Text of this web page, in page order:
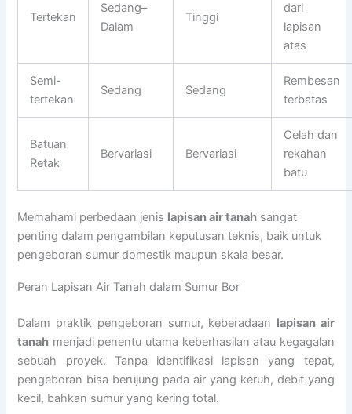
Tertekan
Sedang–
Dalam
Tinggi
dari
lapisan
atas
Semi-
tertekan
Sedang Sedang
Rembesan
terbatas
Batuan
Retak
Bervariasi Bervariasi
Celah dan
rekahan
batu
Memahami perbedaan jenis lapisan air tanah sangat
penting dalam pengambilan keputusan teknis, baik untuk
pengeboran sumur domestik maupun skala besar.
Peran Lapisan Air Tanah dalam Sumur Bor
Dalam praktik pengeboran sumur, keberadaan lapisan air
tanah menjadi penentu utama keberhasilan atau kegagalan
sebuah proyek. Tanpa identifikasi lapisan yang tepat,
pengeboran bisa berujung pada air yang keruh, debit yang
kecil, bahkan sumur yang kering total.